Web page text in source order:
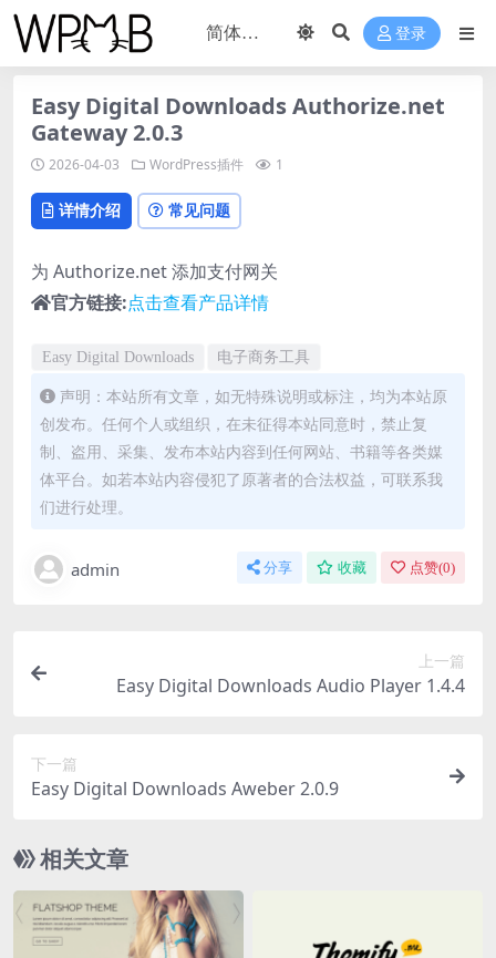
登录
Easy Digital Downloads Authorize.net
Gateway 2.0.3
2026-04-03 WordPress插件 1
详情介绍 常见问题
为 Authorize.net 添加支付网关
官方链接:点击查看产品详情
Easy Digital Downloads 电子商务工具
声明：本站所有文章，如无特殊说明或标注，均为本站原
创发布。任何个人或组织，在未征得本站同意时，禁止复
制、盗用、采集、发布本站内容到任何网站、书籍等各类媒
体平台。如若本站内容侵犯了原著者的合法权益，可联系我
们进行处理。
admin 分享 收藏 点赞(0)
上一篇
Easy Digital Downloads Audio Player 1.4.4
下一篇
Easy Digital Downloads Aweber 2.0.9
相关文章